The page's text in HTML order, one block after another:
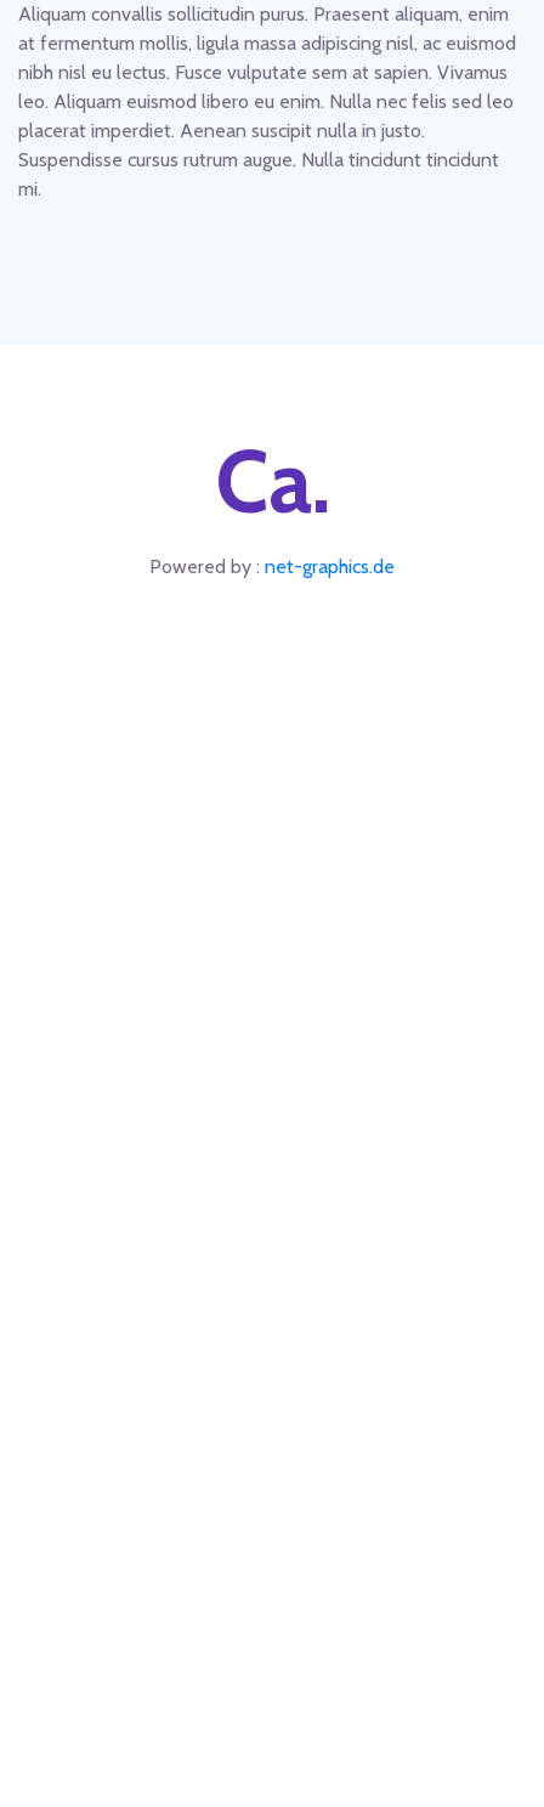
Aliquam convallis sollicitudin purus. Praesent aliquam, enim
at fermentum mollis, ligula massa adipiscing nisl, ac euismod
nibh nisl eu lectus. Fusce vulputate sem at sapien. Vivamus
leo. Aliquam euismod libero eu enim. Nulla nec felis sed leo
placerat imperdiet. Aenean suscipit nulla in justo.
Suspendisse cursus rutrum augue. Nulla tincidunt tincidunt
mi.
Ca.
Powered by : net-graphics.de